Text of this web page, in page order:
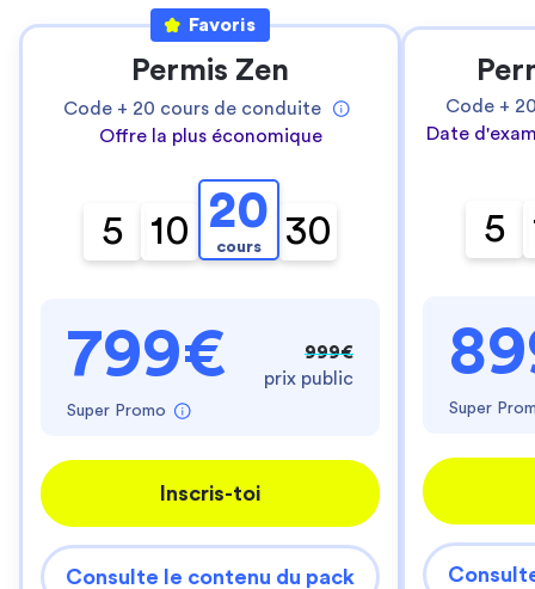
Favoris
Permis Zen
Code + 20 cours de conduite
Offre la plus économique
5 10 20
cours 30
799€
Super Promo
999€
prix public
Inscris-toi
Consulte le contenu du pack
Code +
Date
5
Super